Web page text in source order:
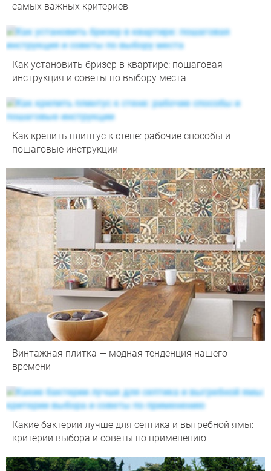
самых важных критериев
Как установить бризер в квартире: пошаговая
инструкция и советы по выбору места
Как крепить плинтус к стене: рабочие способы и
пошаговые инструкции
Винтажная плитка — модная тенденция нашего
времени
Какие бактерии лучше для септика и выгребной ямы:
критерии выбора и советы по применению